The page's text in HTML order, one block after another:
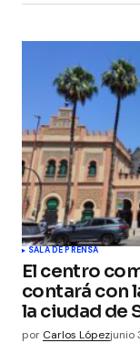
SALA DE PRENSA
El centro
contará con
la ciudad de
por Carlos Lópezjunio